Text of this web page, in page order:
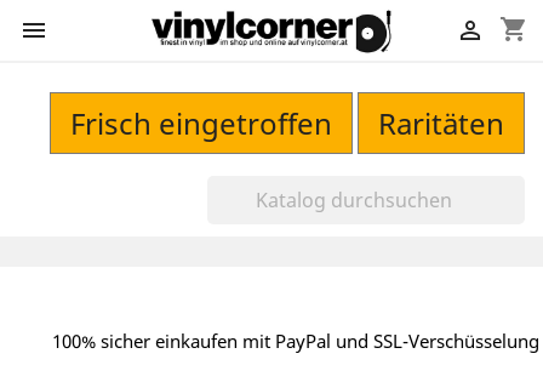
 shopping_cart

Frisch eingetroffen Raritäten
100% sicher einkaufen mit PayPal und SSL-Verschüsselung